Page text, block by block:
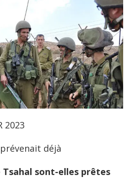
2023
déjà
Tsahal sont-elles prêtes